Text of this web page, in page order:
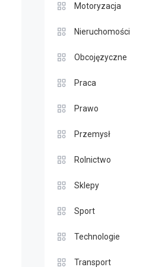
Motoryzacja
Nieruchomości
Obcojęzyczne
Praca
Prawo
Przemysł
Rolnictwo
Sklepy
Sport
Technologie
Transport